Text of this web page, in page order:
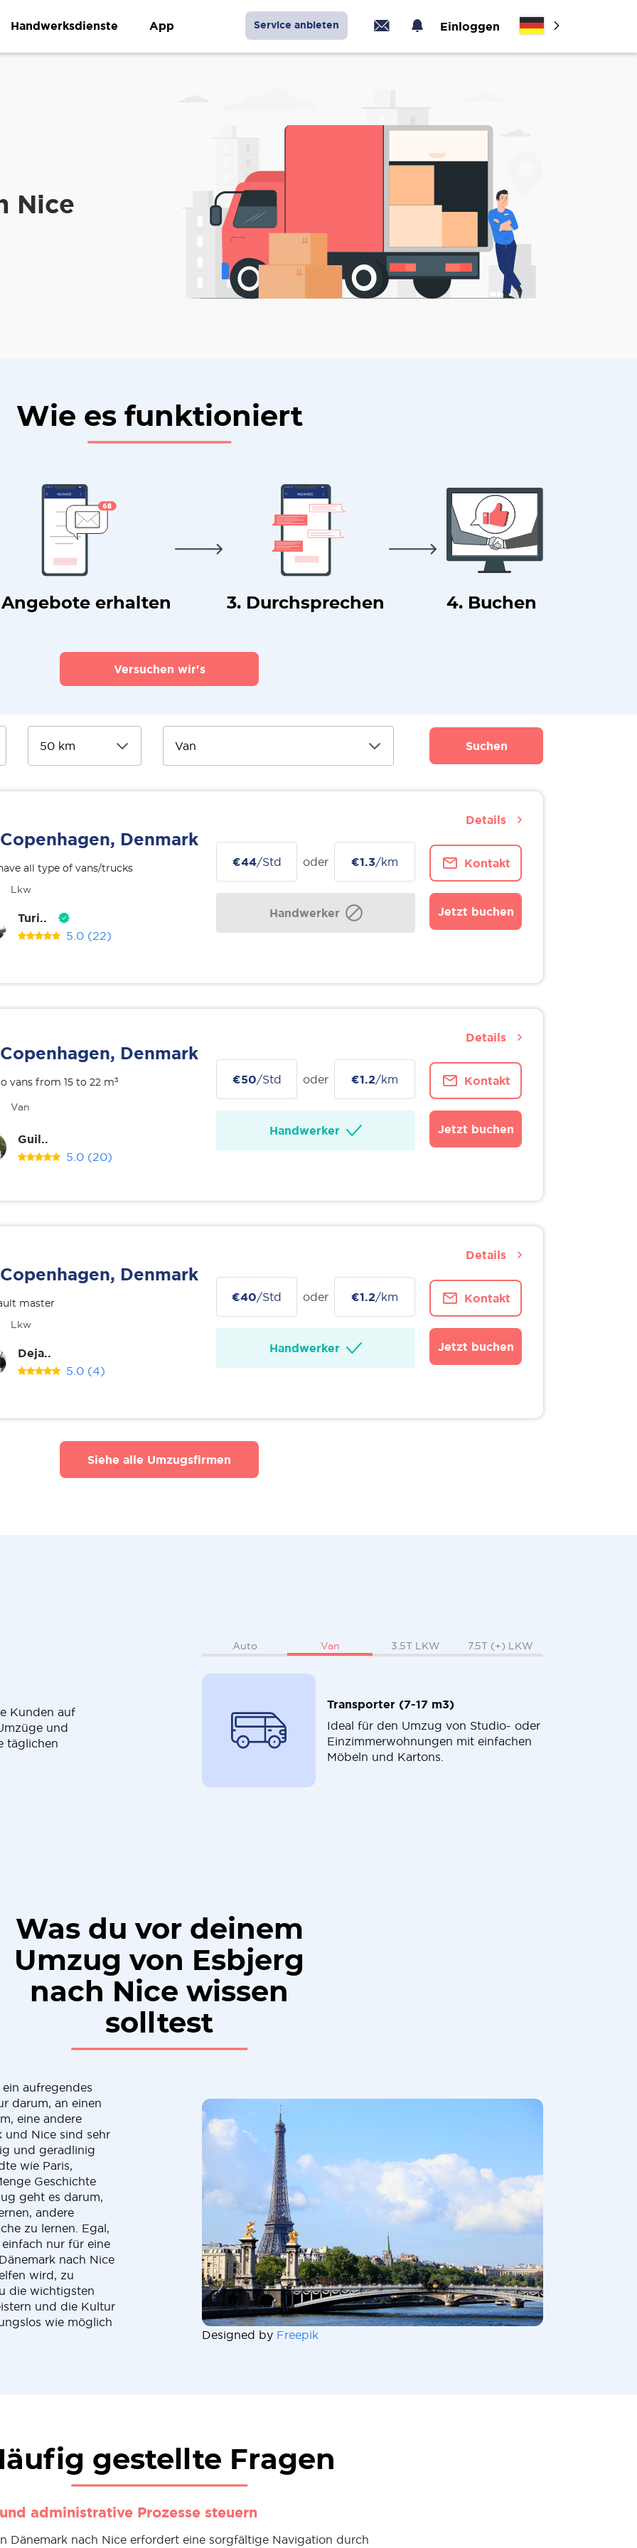
Handwerksdienste App Service anbieten Einloggen
Nice
Wie es funktioniert
Angebote erhalten 3. Durchsprechen 4. Buchen
Versuchen wir's
Suchen
Copenhagen, Denmark
all type of vans/trucks
Lkw
Turi..
5.0 (22)
€44/Std oder €1.3/km
Handwerker
Kontakt
Jetzt buchen
Details
Copenhagen, Denmark
vans from 15 to 22 m³
Van
Guil..
5.0 (20)
€50/Std oder €1.2/km
Handwerker
Kontakt
Jetzt buchen
Details
Copenhagen, Denmark
master
Lkw
Deja..
5.0 (4)
€40/Std oder €1.2/km
Handwerker
Kontakt
Jetzt buchen
Details
Siehe alle Umzugsfirmen
Kunden auf
und
täglichen
Auto Van 3.5T LKW 7.5T (+) LKW
Transporter (7-17 m3)
Ideal für den Umzug von Studio- oder
Einzimmerwohnungen mit einfachen
Möbeln und Kartons.
Was du vor deinem
Umzug von Esbjerg
nach Nice wissen
solltest
aufregendes
darum, an einen
eine andere
und Nice sind sehr
und geradlinig
wie Paris,
Geschichte
geht es darum,
andere
zu lernen. Egal,
nur für eine
nach Nice
wird, zu
die wichtigsten
und die Kultur
wie möglich
Designed by Freepik
gestellte Fragen
administrative Prozesse steuern
Dänemark nach Nice erfordert eine sorgfältige Navigation durch